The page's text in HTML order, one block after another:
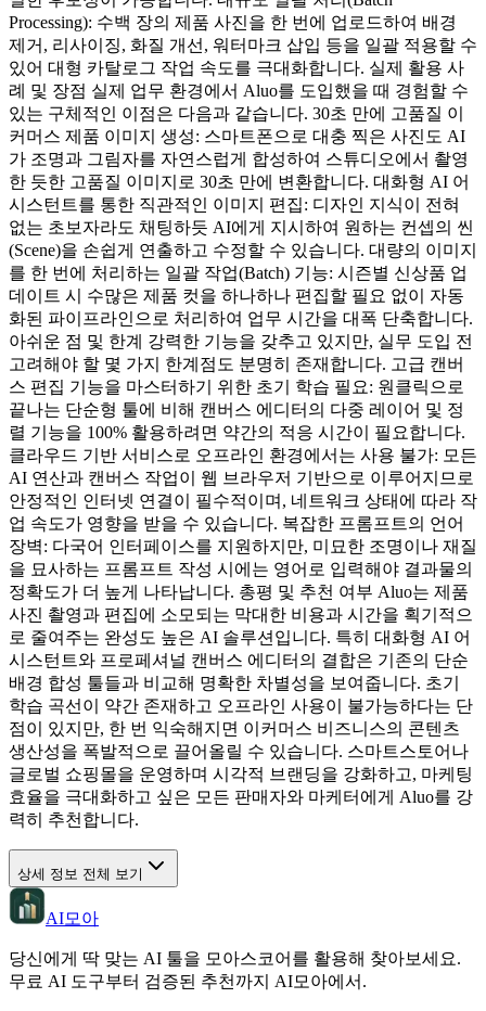
Processing): 수백 장의 제품 사진을 한 번에 업로드하여 배경
제거, 리사이징, 화질 개선, 워터마크 삽입 등을 일괄 적용할 수
있어 대형 카탈로그 작업 속도를 극대화합니다. 실제 활용 사
례 및 장점 실제 업무 환경에서 Aluo를 도입했을 때 경험할 수
있는 구체적인 이점은 다음과 같습니다. 30초 만에 고품질 이
커머스 제품 이미지 생성: 스마트폰으로 대충 찍은 사진도 AI
가 조명과 그림자를 자연스럽게 합성하여 스튜디오에서 촬영
한 듯한 고품질 이미지로 30초 만에 변환합니다. 대화형 AI 어
시스턴트를 통한 직관적인 이미지 편집: 디자인 지식이 전혀
없는 초보자라도 채팅하듯 AI에게 지시하여 원하는 컨셉의 씬
(Scene)을 손쉽게 연출하고 수정할 수 있습니다. 대량의 이미지
를 한 번에 처리하는 일괄 작업(Batch) 기능: 시즌별 신상품 업
데이트 시 수많은 제품 컷을 하나하나 편집할 필요 없이 자동
화된 파이프라인으로 처리하여 업무 시간을 대폭 단축합니다.
아쉬운 점 및 한계 강력한 기능을 갖추고 있지만, 실무 도입 전
고려해야 할 몇 가지 한계점도 분명히 존재합니다. 고급 캔버
스 편집 기능을 마스터하기 위한 초기 학습 필요: 원클릭으로
끝나는 단순형 툴에 비해 캔버스 에디터의 다중 레이어 및 정
렬 기능을 100% 활용하려면 약간의 적응 시간이 필요합니다.
클라우드 기반 서비스로 오프라인 환경에서는 사용 불가: 모든
AI 연산과 캔버스 작업이 웹 브라우저 기반으로 이루어지므로
안정적인 인터넷 연결이 필수적이며, 네트워크 상태에 따라 작
업 속도가 영향을 받을 수 있습니다. 복잡한 프롬프트의 언어
장벽: 다국어 인터페이스를 지원하지만, 미묘한 조명이나 재질
을 묘사하는 프롬프트 작성 시에는 영어로 입력해야 결과물의
정확도가 더 높게 나타납니다. 총평 및 추천 여부 Aluo는 제품
사진 촬영과 편집에 소모되는 막대한 비용과 시간을 획기적으
로 줄여주는 완성도 높은 AI 솔루션입니다. 특히 대화형 AI 어
시스턴트와 프로페셔널 캔버스 에디터의 결합은 기존의 단순
배경 합성 툴들과 비교해 명확한 차별성을 보여줍니다. 초기
학습 곡선이 약간 존재하고 오프라인 사용이 불가능하다는 단
점이 있지만, 한 번 익숙해지면 이커머스 비즈니스의 콘텐츠
생산성을 폭발적으로 끌어올릴 수 있습니다. 스마트스토어나
글로벌 쇼핑몰을 운영하며 시각적 브랜딩을 강화하고, 마케팅
효율을 극대화하고 싶은 모든 판매자와 마케터에게 Aluo를 강
력히 추천합니다.
상세 정보 전체 보기
AI모아
당신에게 딱 맞는 AI 툴을 모아스코어를 활용해 찾아보세요.
무료 AI 도구부터 검증된 추천까지 AI모아에서.